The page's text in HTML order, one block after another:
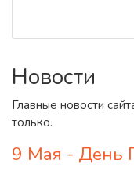
Новости
Главные новости
только.
9 Мая - День